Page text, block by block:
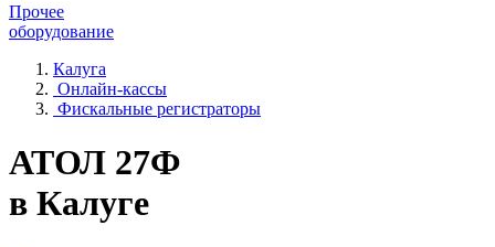
Прочее
оборудование
Калуга
Онлайн-кассы
Фискальные регистраторы
АТОЛ 27Ф
в Калуге